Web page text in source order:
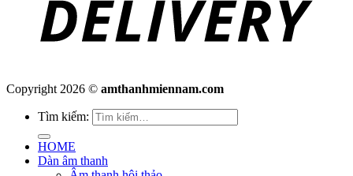
Copyright 2026 © amthanhmiennam.com
Tìm kiếm:
HOME
Dàn âm thanh